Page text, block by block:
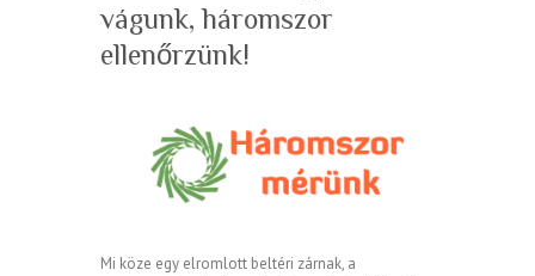
vágunk, háromszor
ellenőrzünk!
Mi köze egy elromlott beltéri zárnak, a